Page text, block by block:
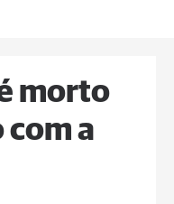
morto
a